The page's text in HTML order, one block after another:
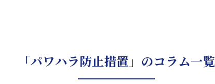
「パワハラ防止措置」のコラム一覧